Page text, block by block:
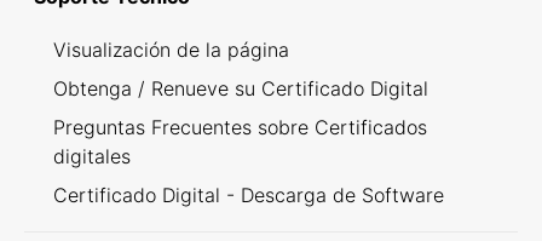
Visualización de la página
Obtenga / Renueve su Certificado Digital
Preguntas Frecuentes sobre Certificados
digitales
Certificado Digital - Descarga de Software